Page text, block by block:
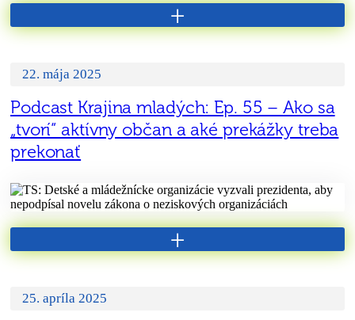
+
22. mája 2025
Podcast Krajina mladých: Ep. 55 – Ako sa
„tvorí“ aktívny občan a aké prekážky treba
prekonať
+
25. apríla 2025